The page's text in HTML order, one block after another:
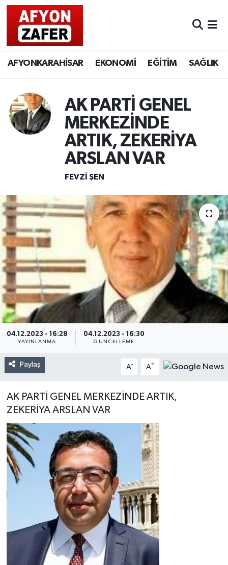
AFYONKARAHİSAR EKONOMİ EĞİTİM SAĞLIK
AK PARTİ GENEL
MERKEZİNDE
ARTIK, ZEKERİYA
ARSLAN VAR
FEVZI ŞEN
04.12.2023 - 16:28
YAYINLANMA
04.12.2023 - 16:30
GÜNCELLEME
Paylaş A- A+
AK PARTİ GENEL MERKEZİNDE ARTIK,
ZEKERİYA ARSLAN VAR